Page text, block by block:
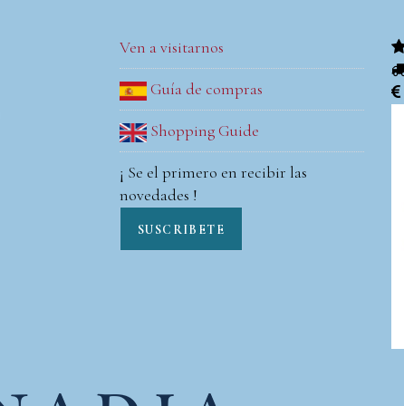
Ven a visitarnos
Guía de compras
Shopping Guide
¡ Se el primero en recibir las
novedades !
SUSCRIBETE